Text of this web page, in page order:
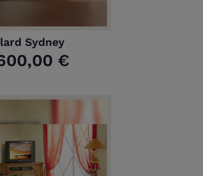
Sydney
€